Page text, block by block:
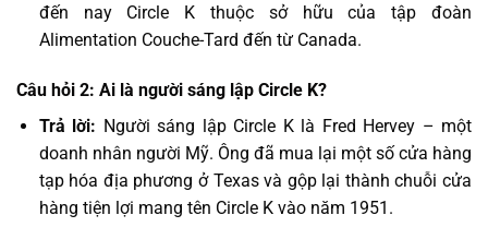
đến nay Circle K thuộc sở hữu của tập đoàn
Alimentation Couche-Tard đến từ Canada.
Câu hỏi 2: Ai là người sáng lập Circle K?
Trả lời: Người sáng lập Circle K là Fred Hervey – một
doanh nhân người Mỹ. Ông đã mua lại một số cửa hàng
tạp hóa địa phương ở Texas và gộp lại thành chuỗi cửa
hàng tiện lợi mang tên Circle K vào năm 1951.